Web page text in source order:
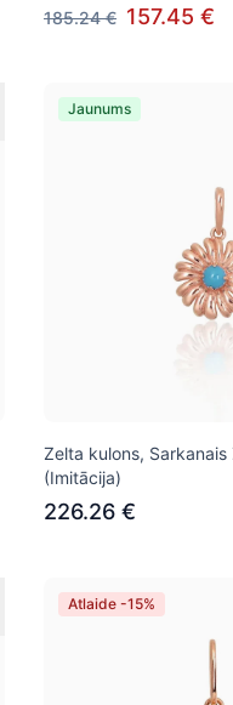
185.24 € 157.45 €
Jaunums
Zelta kulons,
(Imitācija)
226.26 €
Atlaide -15%